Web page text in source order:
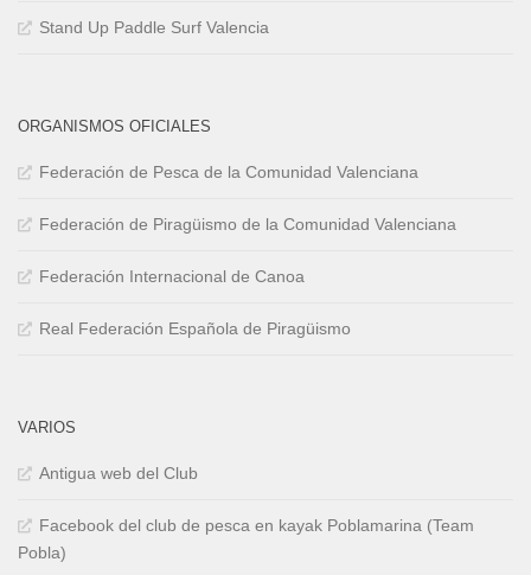
Stand Up Paddle Surf Valencia
ORGANISMOS OFICIALES
Federación de Pesca de la Comunidad Valenciana
Federación de Piragüismo de la Comunidad Valenciana
Federación Internacional de Canoa
Real Federación Española de Piragüismo
VARIOS
Antigua web del Club
Facebook del club de pesca en kayak Poblamarina (Team
Pobla)